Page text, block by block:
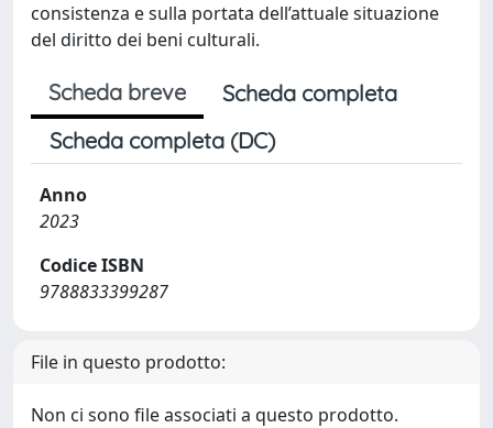
consistenza e sulla portata dell’attuale situazione
del diritto dei beni culturali.
Scheda breve
Scheda completa
Scheda completa (DC)
Anno
2023
Codice ISBN
9788833399287
File in questo prodotto:
Non ci sono file associati a questo prodotto.